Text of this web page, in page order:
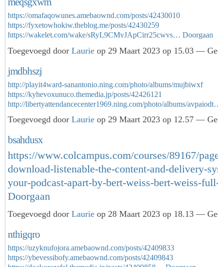
https://omafaqowunes.amebaownd.com/posts/42430010
https://fyxetowhokiw.theblog.me/posts/42430259
https://wakelet.com/wake/sRyL9CMvJApCirr25cwvs… Doorgaan
Toegevoegd door Laurie op 29 Maart 2023 op 15.03 —
jmdbhszj
http://playit4ward-sanantonio.ning.com/photo/albums/mujbiwxf
https://kyhevoxunuco.themedia.jp/posts/42426121
http://libertyattendancecenter1969.ning.com/photo/albums/
Toegevoegd door Laurie op 29 Maart 2023 op 12.57 —
bsahdusx
https://www.colcampus.com/courses/89167/
download-listenable-the-content-and-delivery-
your-podcast-apart-by-bert-weiss-bert-weiss-
Doorgaan
Toegevoegd door Laurie op 28 Maart 2023 op 18.13 —
nthigqro
https://uzyknufojora.amebaownd.com/posts/42409833
https://ybevessibofy.amebaownd.com/posts/42409843